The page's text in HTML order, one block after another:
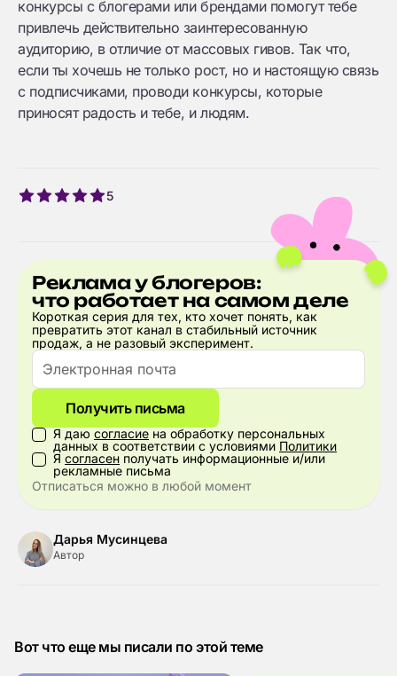
конкурсы с блогерами или брендами помогут тебе
привлечь действительно заинтересованную
аудиторию, в отличие от массовых гивов. Так что,
если ты хочешь не только рост, но и настоящую связь
с подписчиками, проводи конкурсы, которые
приносят радость и тебе, и людям.
5
Реклама у блогеров:
что работает на самом деле
Короткая серия для тех, кто хочет понять, как
превратить этот канал в стабильный источник
продаж, а не разовый эксперимент.
Получить письма
Я даю согласие на обработку персональных
данных в соответствии с условиями Политики
Я согласен получать информационные и/или
рекламные письма
Отписаться можно в любой момент
Дарья Мусинцева
Автор
Вот что еще мы писали по этой теме